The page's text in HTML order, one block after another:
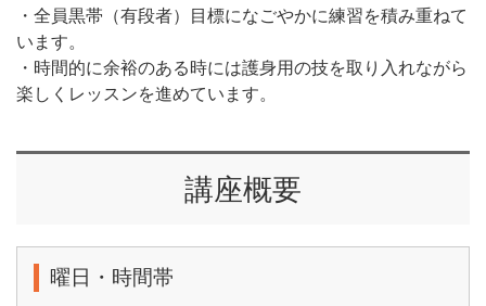
・全員黒帯（有段者）目標になごやかに練習を積み重ねて
います。
・時間的に余裕のある時には護身用の技を取り入れながら
楽しくレッスンを進めています。
講座概要
曜日・時間帯